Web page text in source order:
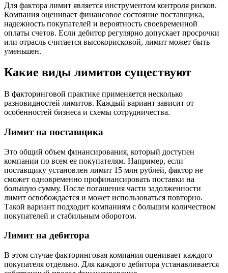
Для фактора лимит является инструментом контроля рисков.
Компания оценивает финансовое состояние поставщика,
надежность покупателей и вероятность своевременной
оплаты счетов. Если дебитор регулярно допускает просрочки
или отрасль считается высокорисковой, лимит может быть
уменьшен.
Какие виды лимитов существуют
В факторинговой практике применяется несколько
разновидностей лимитов. Каждый вариант зависит от
особенностей бизнеса и схемы сотрудничества.
Лимит на поставщика
Это общий объем финансирования, который доступен
компании по всем ее покупателям. Например, если
поставщику установлен лимит 15 млн рублей, фактор не
сможет одновременно профинансировать поставки на
большую сумму. После погашения части задолженности
лимит освобождается и может использоваться повторно.
Такой вариант подходит компаниям с большим количеством
покупателей и стабильным оборотом.
Лимит на дебитора
В этом случае факторинговая компания оценивает каждого
покупателя отдельно. Для каждого дебитора устанавливается